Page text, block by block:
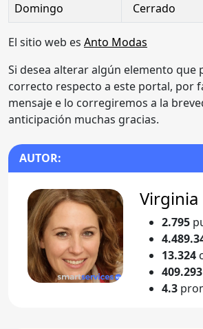
Domingo
Cerrado
El sitio web es Anto Modas
Si desea alterar algún elemento que
correcto respecto a este portal, por
mensaje e lo corregiremos a la
anticipación muchas gracias.
AUTOR:
2.795
13.324
409.293
4.3